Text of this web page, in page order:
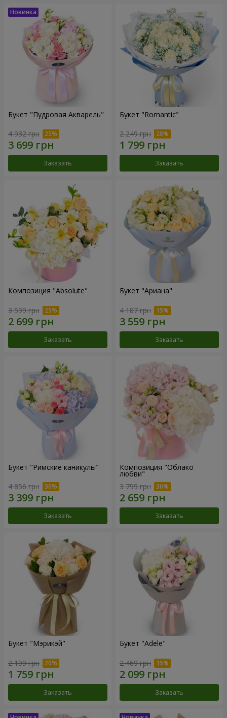
Букет "Пудровая Акварель"
4 932 грн
Заказать
Букет "Romantic"
2 249 грн
Заказать
Композиция "Absolute"
3 599 грн
Заказать
Букет "Ариана"
4 187 грн
Заказать
Букет "Римские каникулы"
4 856 грн
Заказать
Композиция "Облако
любви"
3 799 грн
Заказать
Букет "Мэрикэй"
2 199 грн
Заказать
Букет "Adele"
2 469 грн
Заказать